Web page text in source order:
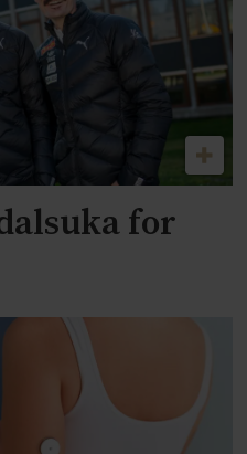
for